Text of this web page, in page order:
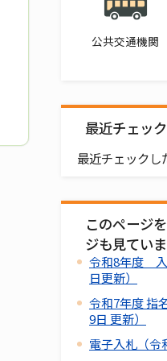
公共交通機関
最近チェッ
最近チェックし
このページ
ジも見てい
令和8年度 入
日更新）
令和7年度 指
9日 更新）
電子入札（令